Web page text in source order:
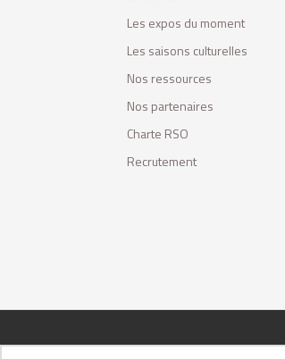
Les expos du moment
Les saisons culturelles
Nos ressources
Nos partenaires
Charte RSO
Recrutement